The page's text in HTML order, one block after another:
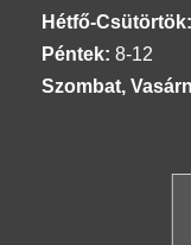
Hétfő-Csütörtök:
Péntek: 8-12
Szombat,